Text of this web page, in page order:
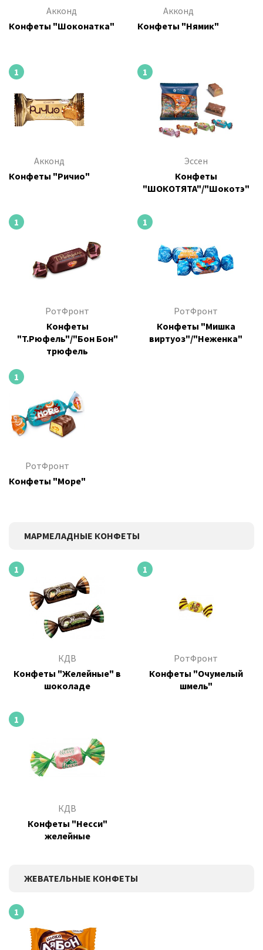
Акконд
Конфеты "Шоконатка"
Акконд
Конфеты "Нямик"
1
Акконд
Конфеты "Ричио"
1
Эссен
Конфеты
"ШОКОТЯТА"/"Шокотэ"
1
РотФронт
Конфеты
"Т.Рюфель"/"Бон Бон"
трюфель
1
РотФронт
Конфеты "Мишка
виртуоз"/"Неженка"
1
РотФронт
Конфеты "Море"
МАРМЕЛАДНЫЕ КОНФЕТЫ
1
КДВ
Конфеты "Желейные" в
шоколаде
1
РотФронт
Конфеты "Очумелый
шмель"
1
КДВ
Конфеты "Несси"
желейные
ЖЕВАТЕЛЬНЫЕ КОНФЕТЫ
1